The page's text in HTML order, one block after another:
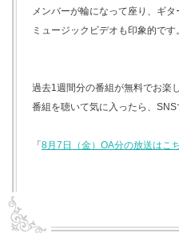
メンバーが輪になって座り、ギタ
ミュージックビデオも印象的です。
過去1週間分の番組が無料でお楽
番組を聴いて気に入ったら、SNS
「 8月7日（金）OA分の放送はこ